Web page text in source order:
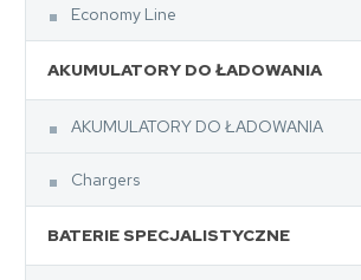
Economy Line
AKUMULATORY DO ŁADOWANIA
AKUMULATORY DO ŁADOWANIA
Chargers
BATERIE SPECJALISTYCZNE